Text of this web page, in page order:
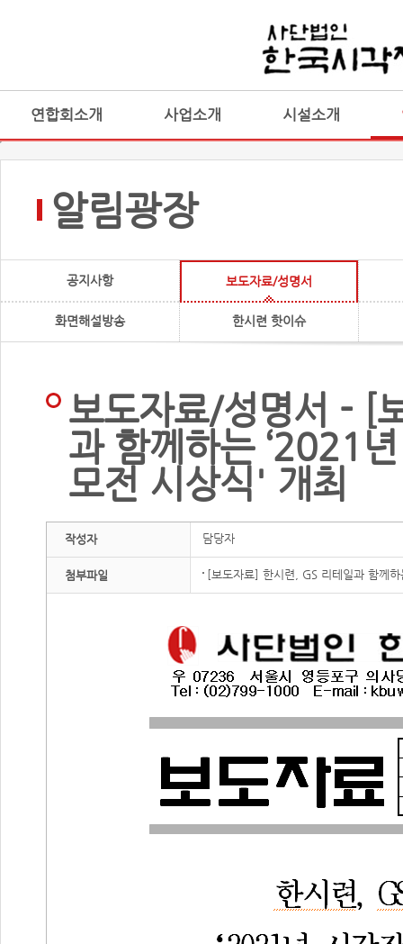
연합회소개 사업소개 시설소개
알림광장
공지사항 보도자료/성명서
화면해설방송 한시련 핫이슈
보도자료/성명서 - [
과 함께하는 ‘2021
모전 시상식' 개최
작성자 담당자
첨부파일 [보도자료] 한시련, GS 리테일과 함께